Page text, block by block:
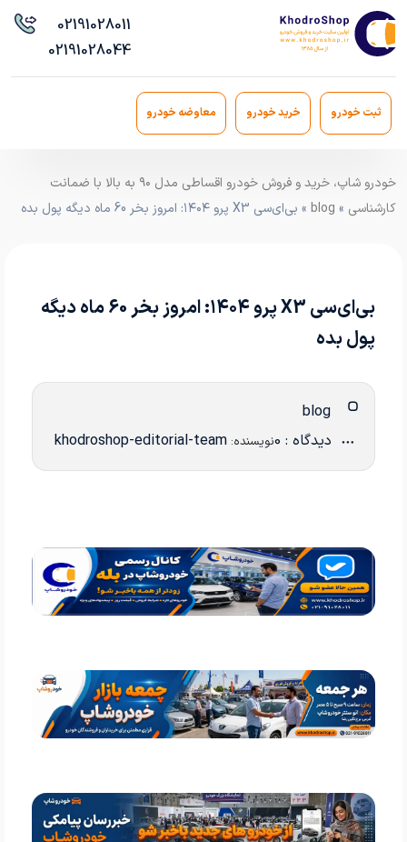
02191028011
02191028044
ثبت خودرو خرید خودرو معاوضه خودرو
خودرو شاپ، خرید و فروش خودرو اقساطی مدل ۹۰ به بالا با ضمانت
کارشناسی »
blog » بی‌ای‌سی X3 پرو ۱۴۰۴: امروز بخر 60 ماه دیگه پول بده
بی‌ای‌سی X3 پرو ۱۴۰۴: امروز بخر 60 ماه دیگه
پول بده
دیدگاه : 0 نویسنده: khodroshop-editorial-team